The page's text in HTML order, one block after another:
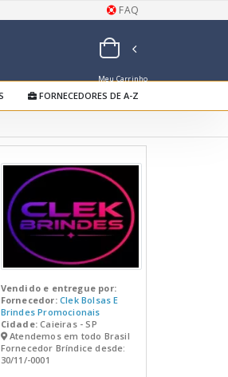
FAQ
Meu Carrinho
de Orçamentos
FORNECEDORES DE A-Z
Vendido e entregue por:
Fornecedor: Clek Bolsas E
Brindes Promocionais
Cidade:Caieiras - SP
Atendemos em todo Brasil
Fornecedor Bríndice desde:
30/11/-0001